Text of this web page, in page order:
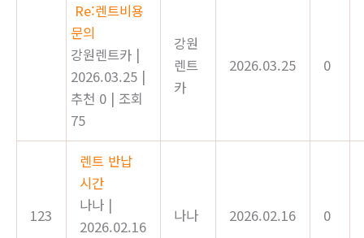
Re:렌트비용
문의
강원렌트카 |
2026.03.25 |
추천 0 | 조회
75
강원
렌트
카
2026.03.25 0
123
렌트 반납
시간
나나 |
2026.02.16
나나 2026.02.16 0